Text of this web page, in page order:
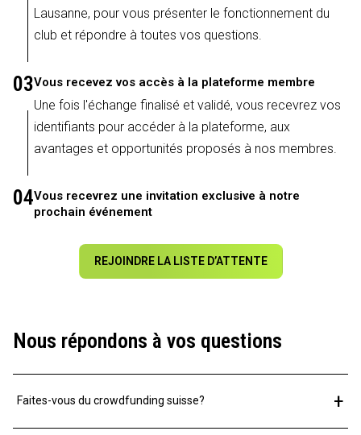
Lausanne, pour vous présenter le fonctionnement du
club et répondre à toutes vos questions.
03Vous recevez vos accès à la plateforme membre
Une fois l'échange finalisé et validé, vous recevrez vos
identifiants pour accéder à la plateforme, aux
avantages et opportunités proposés à nos membres.
04Vous recevrez une invitation exclusive à notre
prochain événement
REJOINDRE LA LISTE D’ATTENTE
Nous répondons à vos questions
Faites-vous du crowdfunding suisse? +